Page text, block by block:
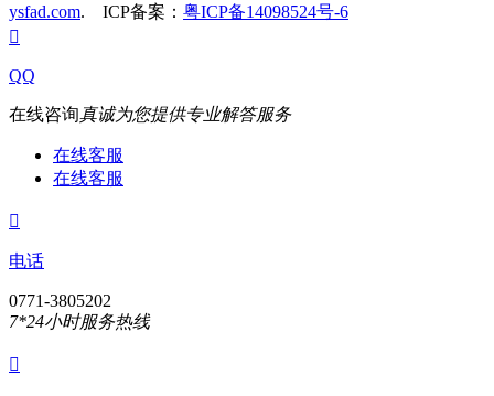
ysfad.com. ICP备案： 粤ICP备14098524号-6

QQ
在线咨询真诚为您提供专业解答服务
在线客服
在线客服

电话
0771-3805202
7*24小时服务热线
